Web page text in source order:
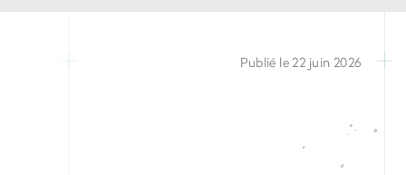
Publié le 22 juin 2026